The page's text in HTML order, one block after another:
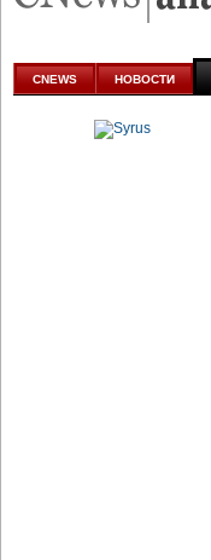
аналитике
CNEWS НОВОСТИ